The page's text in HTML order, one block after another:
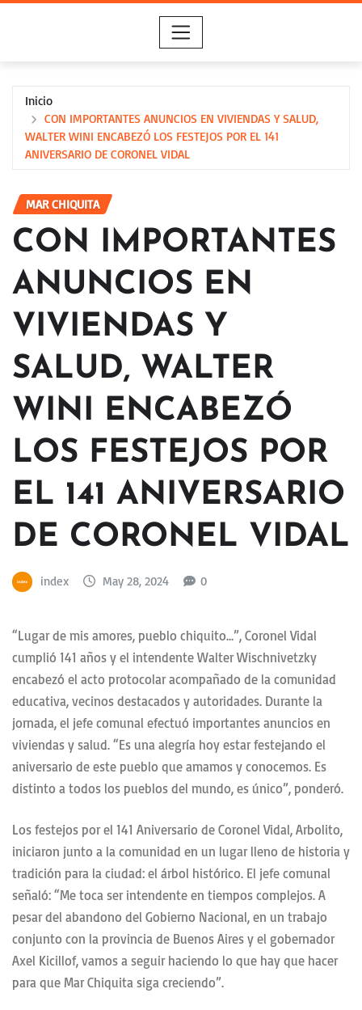
Inicio
CON IMPORTANTES ANUNCIOS EN VIVIENDAS Y SALUD,
WALTER WINI ENCABEZÓ LOS FESTEJOS POR EL 141
ANIVERSARIO DE CORONEL VIDAL
MAR CHIQUITA
CON IMPORTANTES
ANUNCIOS EN
VIVIENDAS Y
SALUD, WALTER
WINI ENCABEZÓ
LOS FESTEJOS POR
EL 141 ANIVERSARIO
DE CORONEL VIDAL
index May 28, 2024 0
“Lugar de mis amores, pueblo chiquito…”, Coronel Vidal
cumplió 141 años y el intendente Walter Wischnivetzky
encabezó el acto protocolar acompañado de la comunidad
educativa, vecinos destacados y autoridades. Durante la
jornada, el jefe comunal efectuó importantes anuncios en
viviendas y salud. “Es una alegría hoy estar festejando el
aniversario de este pueblo que amamos y conocemos. Es
distinto a todos los pueblos del mundo, es único”, ponderó.
Los festejos por el 141 Aniversario de Coronel Vidal, Arbolito,
iniciaron junto a la comunidad en un lugar lleno de historia y
tradición para la ciudad: el árbol histórico. El jefe comunal
señaló: “Me toca ser intendente en tiempos complejos. A
pesar del abandono del Gobierno Nacional, en un trabajo
conjunto con la provincia de Buenos Aires y el gobernador
Axel Kicillof, vamos a seguir haciendo lo que hay que hacer
para que Mar Chiquita siga creciendo”.